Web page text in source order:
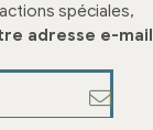
spéciales,
adresse e-mail